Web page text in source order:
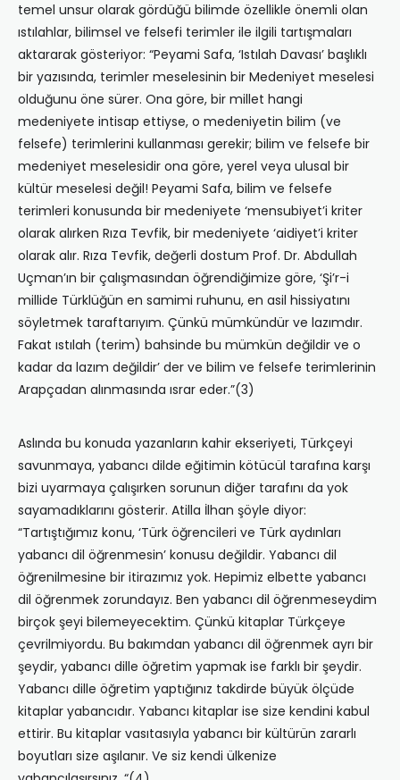
temel unsur olarak gördüğü bilimde özellikle önemli olan
ıstılahlar, bilimsel ve felsefi terimler ile ilgili tartışmaları
aktararak gösteriyor: “Peyami Safa, ‘Istılah Davası’ başlıklı
bir yazısında, terimler meselesinin bir Medeniyet meselesi
olduğunu öne sürer. Ona göre, bir millet hangi
medeniyete intisap ettiyse, o medeniyetin bilim (ve
felsefe) terimlerini kullanması gerekir; bilim ve felsefe bir
medeniyet meselesidir ona göre, yerel veya ulusal bir
kültür meselesi değil! Peyami Safa, bilim ve felsefe
terimleri konusunda bir medeniyete ‘mensubiyet’i kriter
olarak alırken Rıza Tevfik, bir medeniyete ‘aidiyet’i kriter
olarak alır. Rıza Tevfik, değerli dostum Prof. Dr. Abdullah
Uçman’ın bir çalışmasından öğrendiğimize göre, ‘Şi’r-i
millide Türklüğün en samimi ruhunu, en asil hissiyatını
söyletmek taraftarıyım. Çünkü mümkündür ve lazımdır.
Fakat ıstılah (terim) bahsinde bu mümkün değildir ve o
kadar da lazım değildir’ der ve bilim ve felsefe terimlerinin
Arapçadan alınmasında ısrar eder.”(3)
Aslında bu konuda yazanların kahir ekseriyeti, Türkçeyi
savunmaya, yabancı dilde eğitimin kötücül tarafına karşı
bizi uyarmaya çalışırken sorunun diğer tarafını da yok
sayamadıklarını gösterir. Atilla İlhan şöyle diyor:
“Tartıştığımız konu, ‘Türk öğrencileri ve Türk aydınları
yabancı dil öğrenmesin’ konusu değildir. Yabancı dil
öğrenilmesine bir itirazımız yok. Hepimiz elbette yabancı
dil öğrenmek zorundayız. Ben yabancı dil öğrenmeseydim
birçok şeyi bilemeyecektim. Çünkü kitaplar Türkçeye
çevrilmiyordu. Bu bakımdan yabancı dil öğrenmek ayrı bir
şeydir, yabancı dille öğretim yapmak ise farklı bir şeydir.
Yabancı dille öğretim yaptığınız takdirde büyük ölçüde
kitaplar yabancıdır. Yabancı kitaplar ise size kendini kabul
ettirir. Bu kitaplar vasıtasıyla yabancı bir kültürün zararlı
boyutları size aşılanır. Ve siz kendi ülkenize